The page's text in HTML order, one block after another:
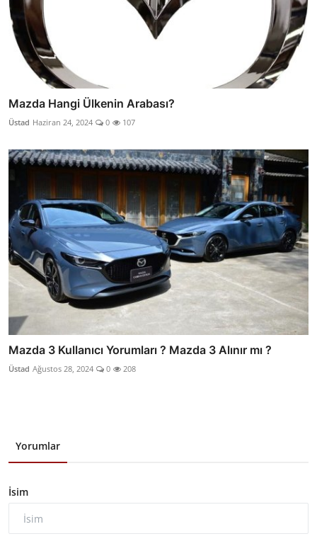
Mazda Hangi Ülkenin Arabası?
Üstad Haziran 24, 2024 0 107
Mazda 3 Kullanıcı Yorumları ? Mazda 3 Alınır mı ?
Üstad Ağustos 28, 2024 0 208
Yorumlar
İsim